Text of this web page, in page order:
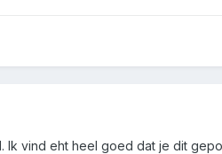
vind eht heel goed dat je dit